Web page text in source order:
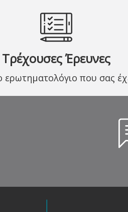
Τρέχουσες Έρευνες
που σας